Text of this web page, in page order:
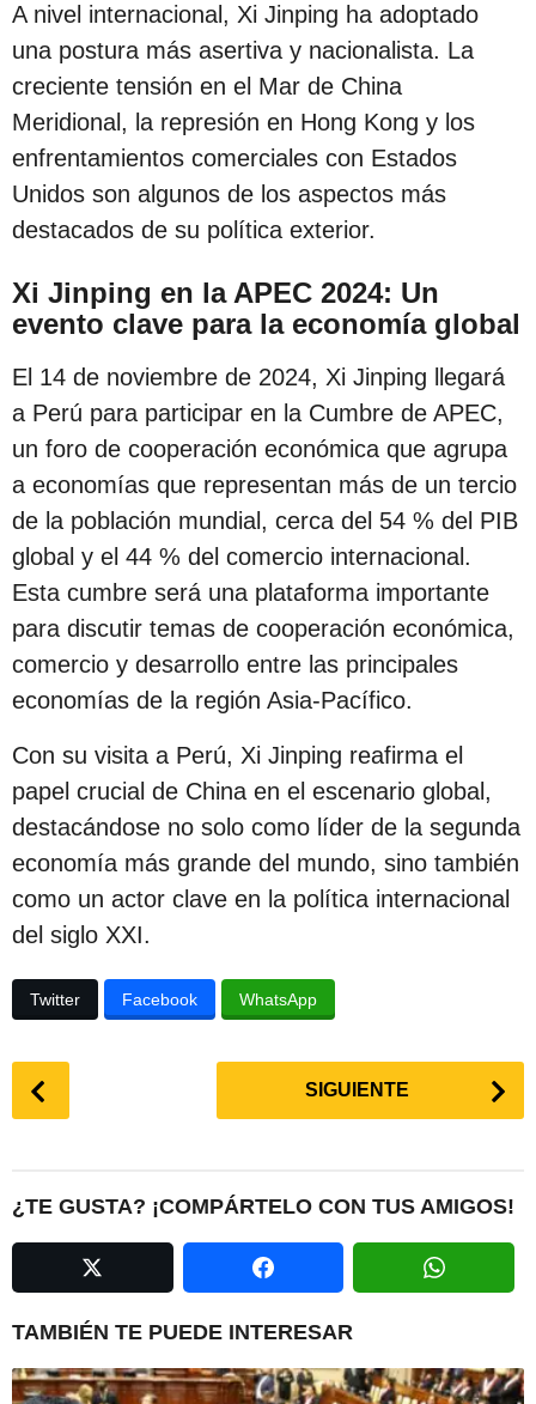
A nivel internacional, Xi Jinping ha adoptado
una postura más asertiva y nacionalista. La
creciente tensión en el Mar de China
Meridional, la represión en Hong Kong y los
enfrentamientos comerciales con Estados
Unidos son algunos de los aspectos más
destacados de su política exterior.
Xi Jinping en la APEC 2024: Un
evento clave para la economía global
El 14 de noviembre de 2024, Xi Jinping llegará
a Perú para participar en la Cumbre de APEC,
un foro de cooperación económica que agrupa
a economías que representan más de un tercio
de la población mundial, cerca del 54 % del PIB
global y el 44 % del comercio internacional.
Esta cumbre será una plataforma importante
para discutir temas de cooperación económica,
comercio y desarrollo entre las principales
economías de la región Asia-Pacífico.
Con su visita a Perú, Xi Jinping reafirma el
papel crucial de China en el escenario global,
destacándose no solo como líder de la segunda
economía más grande del mundo, sino también
como un actor clave en la política internacional
del siglo XXI.
Twitter Facebook WhatsApp
P
i
n
t
SIGUIENTE
¿TE GUSTA? ¡COMPÁRTELO CON TUS AMIGOS!
TAMBIÉN TE PUEDE INTERESAR